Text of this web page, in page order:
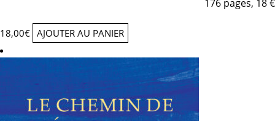
176 pages, 18 €
18,00€ AJOUTER AU PANIER